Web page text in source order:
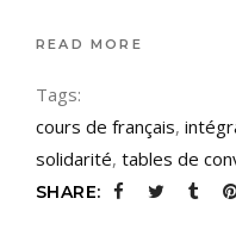
READ MORE
Tags:
cours de français,
solidarité, tables de
SHARE: